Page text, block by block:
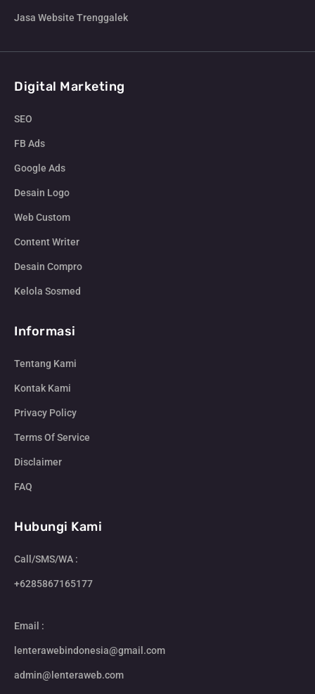
Jasa Website Trenggalek
Digital Marketing
SEO
FB Ads
Google Ads
Desain Logo
Web Custom
Content Writer
Desain Compro
Kelola Sosmed
Informasi
Tentang Kami
Kontak Kami
Privacy Policy
Terms Of Service
Disclaimer
FAQ
Hubungi Kami
Call/SMS/WA :
+6285867165177
Email :
lenterawebindonesia@gmail.com
admin@lenteraweb.com